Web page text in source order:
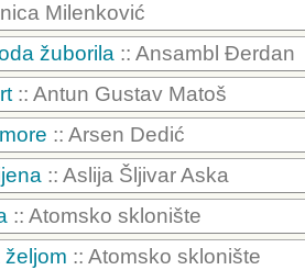
Milenković
žuborila :: Ansambl Đerdan
:: Antun Gustav Matoš
:: Arsen Dedić
:: Aslija Šljivar Aska
:: Atomsko sklonište
:: Atomsko sklonište